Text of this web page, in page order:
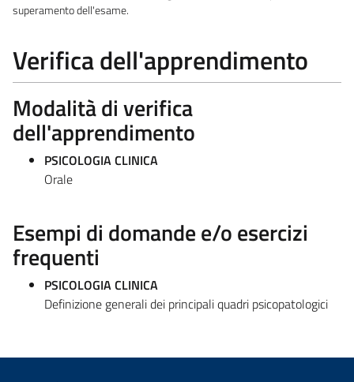
superamento dell'esame.
Verifica dell'apprendimento
Modalità di verifica
dell'apprendimento
PSICOLOGIA CLINICA
Orale
Esempi di domande e/o esercizi
frequenti
PSICOLOGIA CLINICA
Definizione generali dei principali quadri psicopatologici